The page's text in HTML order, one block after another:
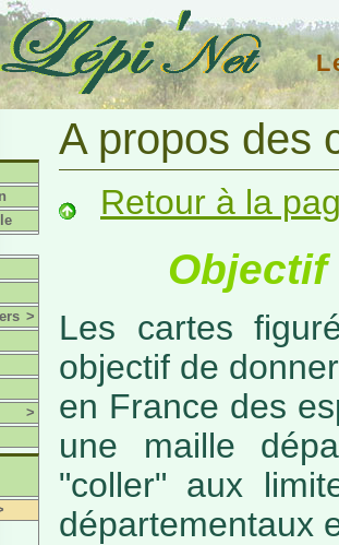
>
>
A propos des
Retour à la
Objectif
Les cartes
objectif de
en France des
une maille
"coller" aux
départementaux